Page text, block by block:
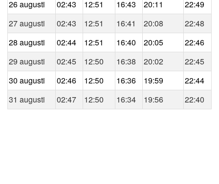
26 augusti 02:43 12:51 16:43 20:11
22:49
27 augusti
02:43 12:51 16:41 20:08
22:48
28 augusti
02:44 12:51 16:40 20:05
22:46
29 augusti
02:45 12:50 16:38 20:02
22:45
30 augusti
02:46 12:50 16:36 19:59
22:44
31 augusti
02:47 12:50 16:34 19:56 22:40